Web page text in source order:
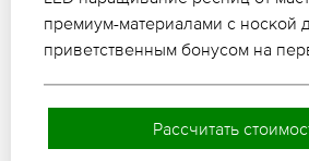
премиум-материалами с ноской
приветственным бонусом на
Рассчитать